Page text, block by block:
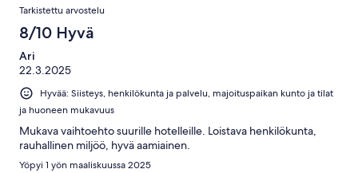
Tarkistettu arvostelu
8/10 Hyvä
Ari
22.3.2025
Hyvää: Siisteys, henkilökunta ja palvelu, majoituspaikan kunto ja tilat
ja huoneen mukavuus
Mukava vaihtoehto suurille hotelleille. Loistava henkilökunta,
rauhallinen miljöö, hyvä aamiainen.
Yöpyi 1 yön maaliskuussa 2025